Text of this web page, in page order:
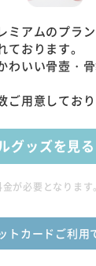
ミアムのプラ
おります。
わいい骨壺・
ご用意しており
グッズを見る
が必要となります。
トカードご利用